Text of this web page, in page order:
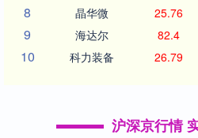
8 晶华微 25.76
9 海达尔 82.4
10 科力装备 26.79
沪深京行情